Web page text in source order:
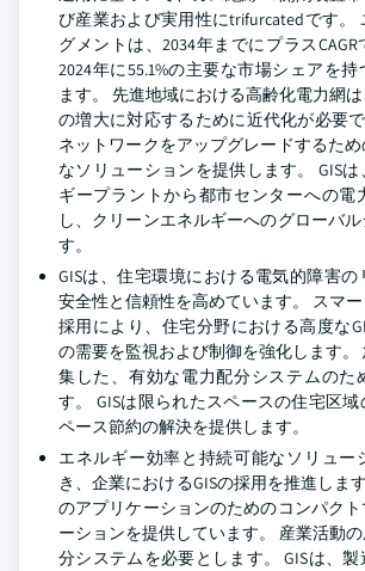
び産業および実用性にtrifurcatedです。
グメントは、2034年までにプラスCAGR
2024年に55.1%の主要な市場シェアを
ます。 先進地域における高齢化電力網
の増大に対応するために近代化が必要
ネットワークをアップグレードするた
なソリューションを提供します。 GIS
ギープラントから都市センターへの電
し、クリーンエネルギーへのグローバ
す。
GISは、住宅環境における電気的障害の
安全性と信頼性を高めています。 スマ
採用により、住宅分野における高度な
の需要を監視および制御を強化します。
集した、有効な電力配分システムのた
す。 GISは限られたスペースの住宅区
ペース節約の解決を提供します。
エネルギー効率と持続可能なソリュー
き、企業におけるGISの採用を推進しま
のアプリケーションのためのコンパク
ーションを提供しています。 産業活動
分システムを必要とします。 GISは、